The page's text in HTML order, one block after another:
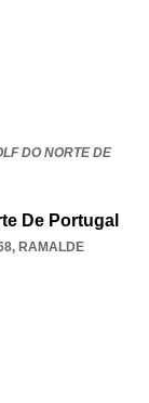
DO NORTE DE
De Portugal
, RAMALDE